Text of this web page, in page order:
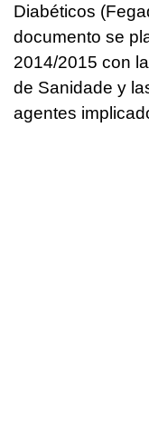
Diabéticos
documento se
2014/2015 con
de Sanidade y
agentes